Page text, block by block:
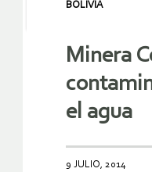
BOLIVIA
Minera
el agua
9 JULIO, 2014